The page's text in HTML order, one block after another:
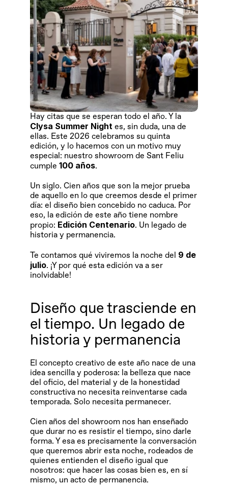
Clysa Summer Night es, sin duda, una de
ellas. Este 2026 celebramos su quinta
edición, y lo hacemos con un motivo muy
especial: nuestro showroom de Sant Feliu
cumple 100 años.
Un siglo. Cien años que son la mejor prueba
de aquello en lo que creemos desde el primer
día: el diseño bien concebido no caduca. Por
eso, la edición de este año tiene nombre
propio: Edición Centenario. Un legado de
historia y permanencia.
Te contamos qué viviremos la noche del 9 de
julio. ¡Y por qué esta edición va a ser
inolvidable!
Diseño que trasciende en
el tiempo. Un legado de
historia y permanencia
El concepto creativo de este año nace de una
idea sencilla y poderosa: la belleza que nace
del oficio, del material y de la honestidad
constructiva no necesita reinventarse cada
temporada. Solo necesita permanecer.
Cien años del showroom nos han enseñado
que durar no es resistir el tiempo, sino darle
forma. Y esa es precisamente la conversación
que queremos abrir esta noche, rodeados de
quienes entienden el diseño igual que
nosotros: que hacer las cosas bien es, en sí
mismo, un acto de permanencia.